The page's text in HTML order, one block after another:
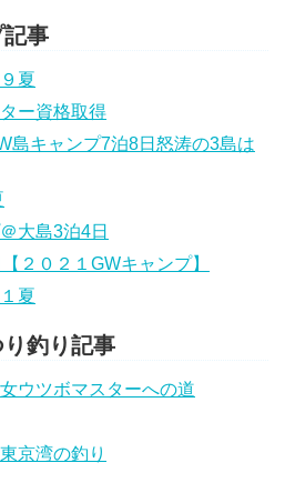
事
夏
ー資格取得
島キャンプ7泊8日怒涛の3島は
大島3泊4日
２０２１GWキャンプ】
夏
釣り記事
ウツボマスターへの道
京湾の釣り